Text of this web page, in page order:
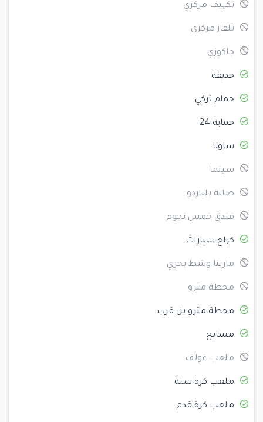
تكييف مركزي
تلفاز مركزي
جاكوزي
حديقة
حمام تركي
حماية 24
ساونا
سينما
صالة بلياردو
فندق خمس نجوم
كراج سيارات
مارينا وشط بحري
محطة مترو
محطة مترو بل قرب
مسابح
ملعب غولف
ملعب كرة سلة
ملعب كرة قدم